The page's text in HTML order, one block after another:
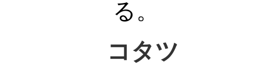
る。
コタツ